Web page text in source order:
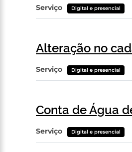
Serviço Digital e presencial
Alteração no
Serviço Digital e presencial
Conta de Água
Serviço Digital e presencial